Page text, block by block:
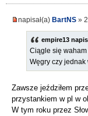
napisał(a) BartNS »
empire13
Ciągle się waham
Węgry czy
Zawsze jeździłem
przystankiem w pl w
W tym roku przez